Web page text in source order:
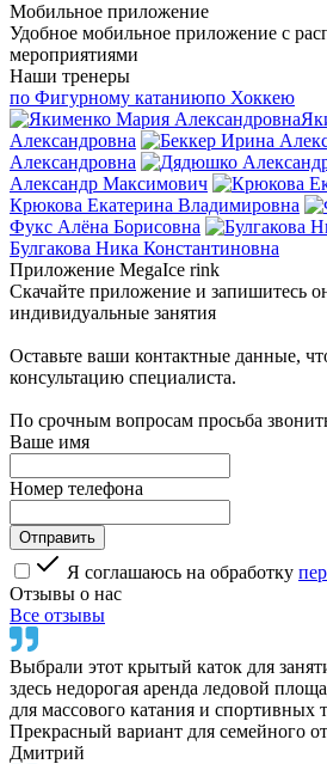
Мобильное приложение
Удобное мобильное приложение с
мероприятиями
Наши тренеры
по Фигурному катаниюпо Хоккею
Александровна
Александровна
Александр Максимович
Крюкова Екатерина Владимировна
Фукс Алёна Борисовна
Булгакова Ника Константиновна
Приложение MegaIce rink
Скачайте приложение и запишитесь
индивидуальные занятия
Оставьте ваши контактные данные,
консультацию специалиста.
По срочным вопросам просьба
Ваше имя
Номер телефона
Я соглашаюсь на обработку
Отзывы о нас
Все отзывы
Выбрали этот крытый каток для
здесь недорогая аренда ледовой
для массового катания и спортивных
Прекрасный вариант для семейного
Дмитрий